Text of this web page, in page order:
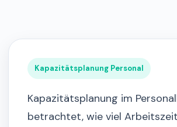
Kapazitätsplanung Personal
Kapazitätsplanung im
betrachtet, wie viel Arbeitszeit